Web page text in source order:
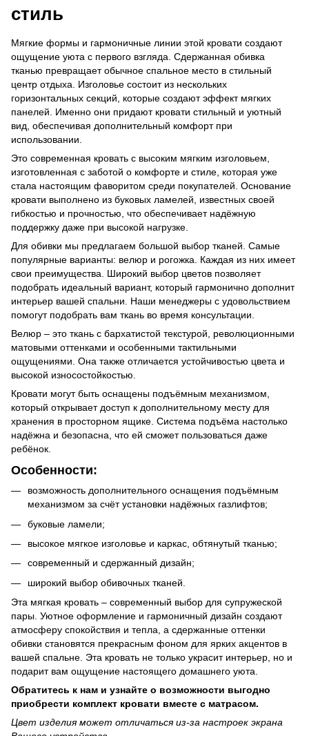
стиль
Мягкие формы и гармоничные линии этой кровати создают
ощущение уюта с первого взгляда. Сдержанная обивка
тканью превращает обычное спальное место в стильный
центр отдыха. Изголовье состоит из нескольких
горизонтальных секций, которые создают эффект мягких
панелей. Именно они придают кровати стильный и уютный
вид, обеспечивая дополнительный комфорт при
использовании.
Это современная кровать с высоким мягким изголовьем,
изготовленная с заботой о комфорте и стиле, которая уже
стала настоящим фаворитом среди покупателей. Основание
кровати выполнено из буковых ламелей, известных своей
гибкостью и прочностью, что обеспечивает надёжную
поддержку даже при высокой нагрузке.
Для обивки мы предлагаем большой выбор тканей. Самые
популярные варианты: велюр и рогожка. Каждая из них имеет
свои преимущества. Широкий выбор цветов позволяет
подобрать идеальный вариант, который гармонично дополнит
интерьер вашей спальни. Наши менеджеры с удовольствием
помогут подобрать вам ткань во время консультации.
Велюр – это ткань с бархатистой текстурой, революционными
матовыми оттенками и особенными тактильными
ощущениями. Она также отличается устойчивостью цвета и
высокой износостойкостью.
Кровати могут быть оснащены подъёмным механизмом,
который открывает доступ к дополнительному месту для
хранения в просторном ящике. Система подъёма настолько
надёжна и безопасна, что ей сможет пользоваться даже
ребёнок.
Особенности:
возможность дополнительного оснащения подъёмным
механизмом за счёт установки надёжных газлифтов;
буковые ламели;
высокое мягкое изголовье и каркас, обтянутый тканью;
современный и сдержанный дизайн;
широкий выбор обивочных тканей.
Эта мягкая кровать – современный выбор для супружеской
пары. Уютное оформление и гармоничный дизайн создают
атмосферу спокойствия и тепла, а сдержанные оттенки
обивки становятся прекрасным фоном для ярких акцентов в
вашей спальне. Эта кровать не только украсит интерьер, но и
подарит вам ощущение настоящего домашнего уюта.
Обратитесь к нам и узнайте о возможности выгодно
приобрести комплект кровати вместе с матрасом.
Цвет изделия может отличаться из-за настроек экрана